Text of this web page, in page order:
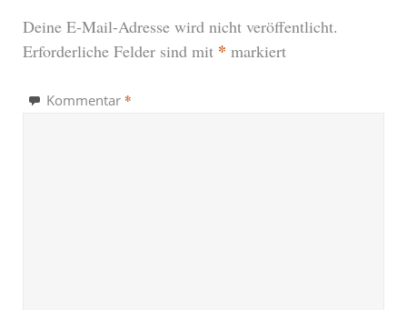
Deine E-Mail-Adresse wird nicht veröffentlicht.
Erforderliche Felder sind mit * markiert
Kommentar *